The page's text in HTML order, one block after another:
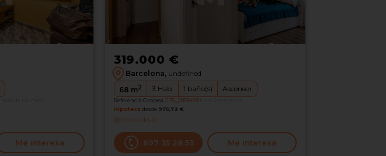
Me interesa
319.000 €
Barcelona, undefined
68 m2 3 Hab. 1 baño(s) Ascensor
Referencia Grocasa G35_2018428
Hipoteca desde 975,72 €
Interesados0
697 35 28 53 Me interesa